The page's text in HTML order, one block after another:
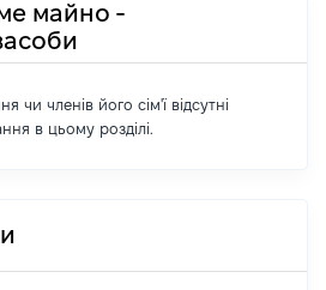
майно -
чи членів його сім'ї відсутні
в цьому розділі.